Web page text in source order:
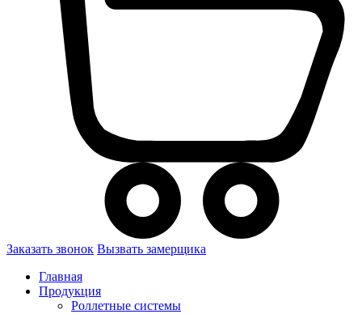
Заказать звонок Вызвать замерщика
Главная
Продукция
Роллетные системы